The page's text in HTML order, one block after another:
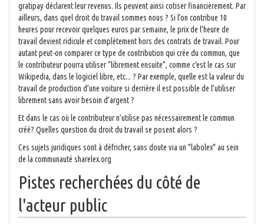
gratipay déclarent leur revenus. Ils peuvent ainsi cotiser financièrement. Par
ailleurs, dans quel droit du travail sommes nous ? Si l’on contribue 10
heures pour recevoir quelques euros par semaine, le prix de l’heure de
travail devient ridicule et complètement hors des contrats de travail. Pour
autant peut-on comparer ce type de contribution qui crée du commun, que
le contributeur pourra utiliser “librement ensuite”, comme c'est le cas sur
Wikipedia, dans le logiciel libre, etc... ? Par exemple, quelle est la valeur du
travail de production d’une voiture si derrière il est possible de l’utiliser
librement sans avoir besoin d’argent ?
Et dans le cas où le contributeur n’utilise pas nécessairement le commun
créé? Quelles question du droit du travail se posent alors ?
Ces sujets juridiques sont à défricher, sans doute via un "labolex" au sein
de la communauté sharelex.org
Pistes recherchées du côté de
l'acteur public